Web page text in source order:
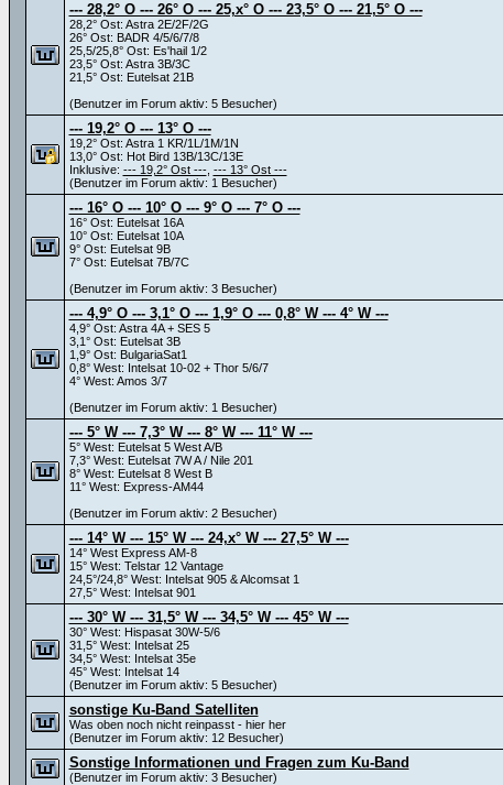
--- 28,2° O --- 26° O --- 25,x° O --- 23,5° O --- 21,5° O ---
28,2° Ost: Astra 2E/2F/2G
26° Ost: BADR 4/5/6/7/8
25,5/25,8° Ost: Es'hail 1/2
23,5° Ost: Astra 3B/3C
21,5° Ost: Eutelsat 21B
(Benutzer im Forum aktiv: 5 Besucher)
--- 19,2° O --- 13° O ---
19,2° Ost: Astra 1 KR/1L/1M/1N
13,0° Ost: Hot Bird 13B/13C/13E
Inklusive: --- 19,2° Ost ---, --- 13° Ost ---
(Benutzer im Forum aktiv: 1 Besucher)
--- 16° O --- 10° O --- 9° O --- 7° O ---
16° Ost: Eutelsat 16A
10° Ost: Eutelsat 10A
9° Ost: Eutelsat 9B
7° Ost: Eutelsat 7B/7C
(Benutzer im Forum aktiv: 3 Besucher)
--- 4,9° O --- 3,1° O --- 1,9° O --- 0,8° W --- 4° W ---
4,9° Ost: Astra 4A + SES 5
3,1° Ost: Eutelsat 3B
1,9° Ost: BulgariaSat1
0,8° West: Intelsat 10-02 + Thor 5/6/7
4° West: Amos 3/7
(Benutzer im Forum aktiv: 1 Besucher)
--- 5° W --- 7,3° W --- 8° W --- 11° W ---
5° West: Eutelsat 5 West A/B
7,3° West: Eutelsat 7W A / Nile 201
8° West: Eutelsat 8 West B
11° West: Express-AM44
(Benutzer im Forum aktiv: 2 Besucher)
--- 14° W --- 15° W --- 24,x° W --- 27,5° W ---
14° West Express AM-8
15° West: Telstar 12 Vantage
24,5°/24,8° West: Intelsat 905 & Alcomsat 1
27,5° West: Intelsat 901
--- 30° W --- 31,5° W --- 34,5° W --- 45° W ---
30° West: Hispasat 30W-5/6
31,5° West: Intelsat 25
34,5° West: Intelsat 35e
45° West: Intelsat 14
(Benutzer im Forum aktiv: 5 Besucher)
sonstige Ku-Band Satelliten
Was oben noch nicht reinpasst - hier her
(Benutzer im Forum aktiv: 12 Besucher)
Sonstige Informationen und Fragen zum Ku-Band
(Benutzer im Forum aktiv: 3 Besucher)